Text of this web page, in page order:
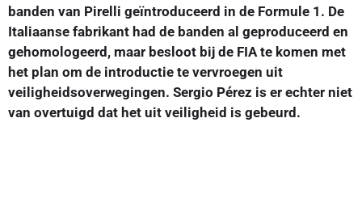
banden van Pirelli geïntroduceerd in de Formule 1. De
Italiaanse fabrikant had de banden al geproduceerd en
gehomologeerd, maar besloot bij de FIA te komen met
het plan om de introductie te vervroegen uit
veiligheidsoverwegingen. Sergio Pérez is er echter niet
van overtuigd dat het uit veiligheid is gebeurd.